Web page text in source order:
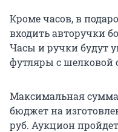
Кроме часов, в
входить авторучки
Часы и ручки будут
футляры с шелковой
Максимальная
бюджет на
руб. Аукцион